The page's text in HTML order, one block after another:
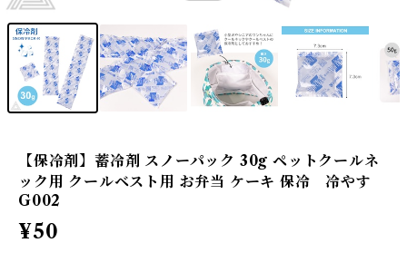
【保冷剤】蓄冷剤 スノーパック 30g ペットクールネ
ック用 クールベスト用 お弁当 ケーキ 保冷 冷やす
G002
¥50